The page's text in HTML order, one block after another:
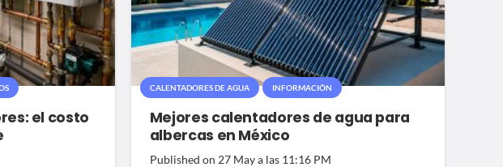
el costo
CALENTADORES DE AGUA INFORMACIÓN
Mejores calentadores de agua para
albercas en México
Published on 27 May a las 11:16 PM